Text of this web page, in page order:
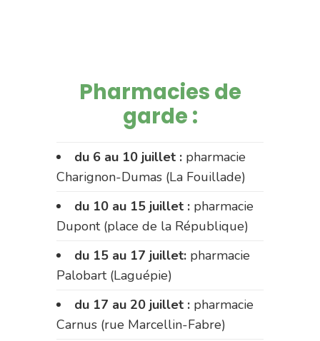
Pharmacies de
garde :
du 6 au 10 juillet : pharmacie
Charignon-Dumas (La Fouillade)
du 10 au 15 juillet : pharmacie
Dupont (place de la République)
du 15 au 17 juillet: pharmacie
Palobart (Laguépie)
du 17 au 20 juillet : pharmacie
Carnus (rue Marcellin-Fabre)